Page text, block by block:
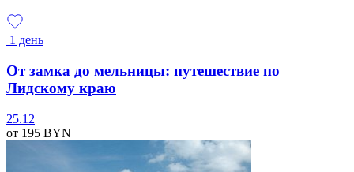
1 день
От замка до мельницы: путешествие по
Лидскому краю
25.12
от 195 BYN